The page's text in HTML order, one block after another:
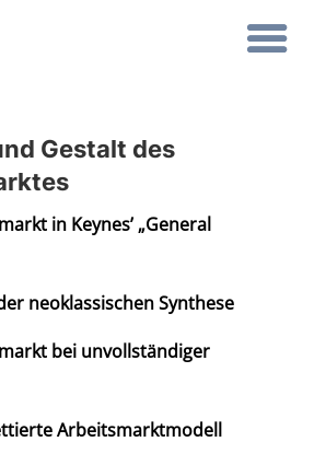
Gestalt des
in Keynes’ „General
neoklassischen Synthese
bei unvollständiger
Arbeitsmarktmodell